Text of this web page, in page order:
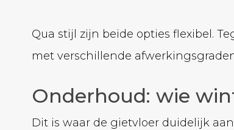
Qua stijl zijn beide opties flexibel.
met verschillende
Onderhoud: wie
Dit is waar de gietvloer duidelijk